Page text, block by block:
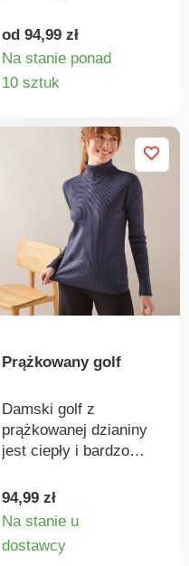
Golf ma długie rękawy.
Naturalnie miękka,
ciepła i elastyczna
dzianina prążkowana.
Oeko-Tex (nr CQ 1216/3
IFTH). Znak ten
identyfikuje produkty
tekstylne poddane
laboratoryjnym na
obecność szerokiej
gamy substancji
szkodliwych, a produkt
jest bezpieczny w
poza obowiązujące
pralce.
od 94,99 zł
Na stanie ponad
10 sztuk
Prążkowany golf
Damski golf z
prążkowanej dzianiny
jest ciepły i bardzo
Golf ma długie rękawy.
Naturalnie miękka,
dzianina prążkowana.
94,99 zł
Na stanie u
dostawcy